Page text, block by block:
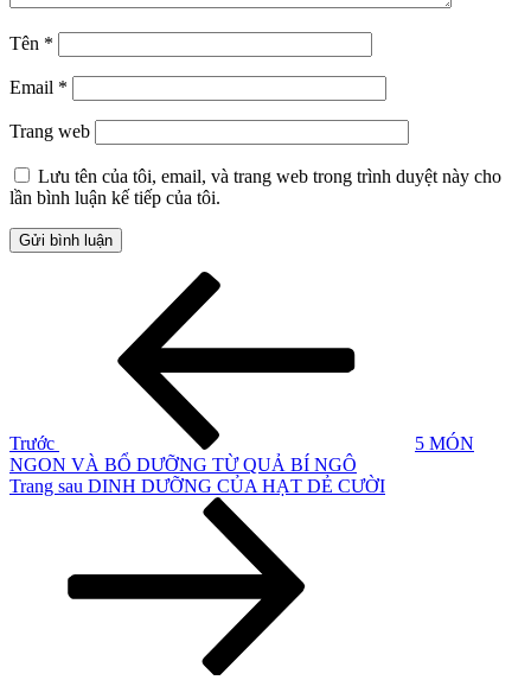
Tên *
Email *
Trang web
Lưu tên của tôi, email, và trang web trong trình duyệt này cho
lần bình luận kế tiếp của tôi.
Trước
5 MÓN
NGON VÀ BỔ DƯỠNG TỪ QUẢ BÍ NGÔ
Bài
Trang sau DINH DƯỠNG CỦA HẠT DẺ CƯỜI